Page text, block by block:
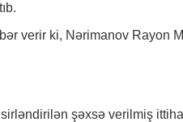
verir ki, Nərimanov Rayon
şəxsə verilmiş